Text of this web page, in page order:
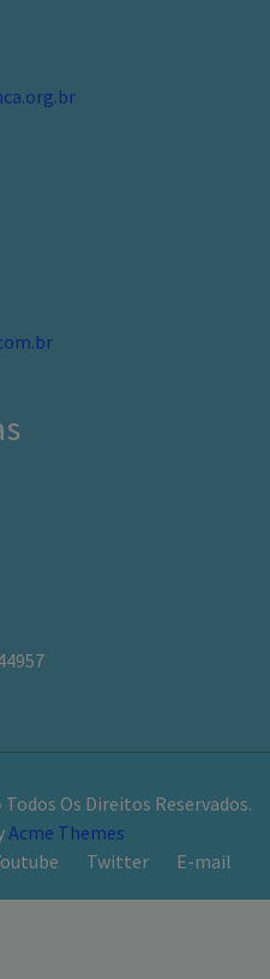
Os Direitos Reservados.
Acme Themes
Twitter E-mail